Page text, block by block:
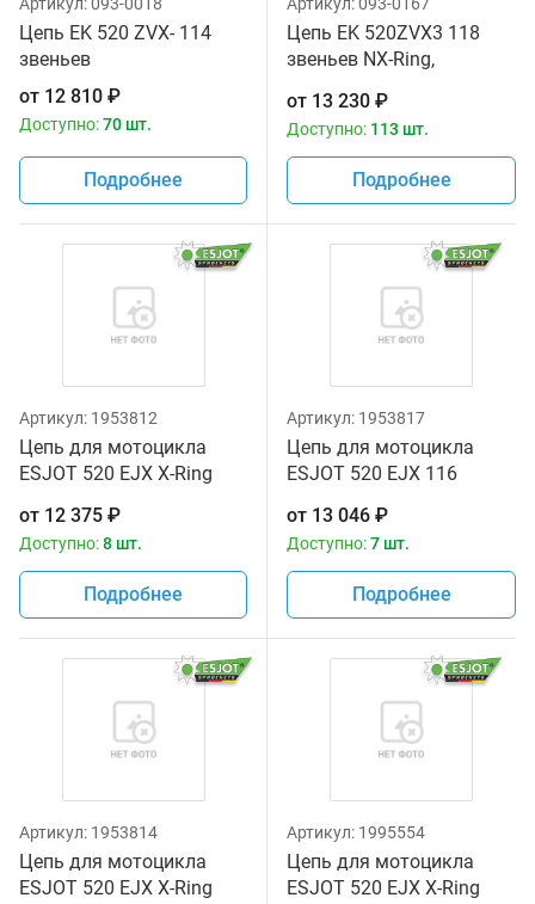
Цепь EK 520 ZVX- 114
звеньев
от 12 810 ₽
Доступно:70 шт.
Подробнее
Цепь EK 520ZVX3 118
звеньев NX-Ring,
от 13 230 ₽
Доступно: 113 шт.
Подробнее
Артикул: 1953812
Цепь для мотоцикла
ESJOT 520 EJX X-Ring
от 12 375 ₽
Доступно:8 шт.
Подробнее
Артикул: 1953817
Цепь для мотоцикла
ESJOT 520 EJX 116
от 13 046 ₽
Доступно:7 шт.
Подробнее
Артикул: 1953814
Цепь для мотоцикла
ESJOT 520 EJX X-Ring
Артикул: 1995554
Цепь для мотоцикла
ESJOT 520 EJX X-Ring